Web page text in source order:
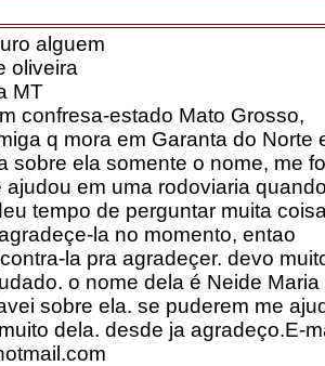
alguem
oliveira
MT
confresa-estado Mato Grosso,
q mora em Garanta do Norte
sobre ela somente o nome, me
ajudou em uma rodoviaria
tempo de perguntar muita
la no momento, entao
la pra agradeçer. devo
o nome dela é Neide Maria
sobre ela. se puderem me
dela. desde ja agradeço.E-